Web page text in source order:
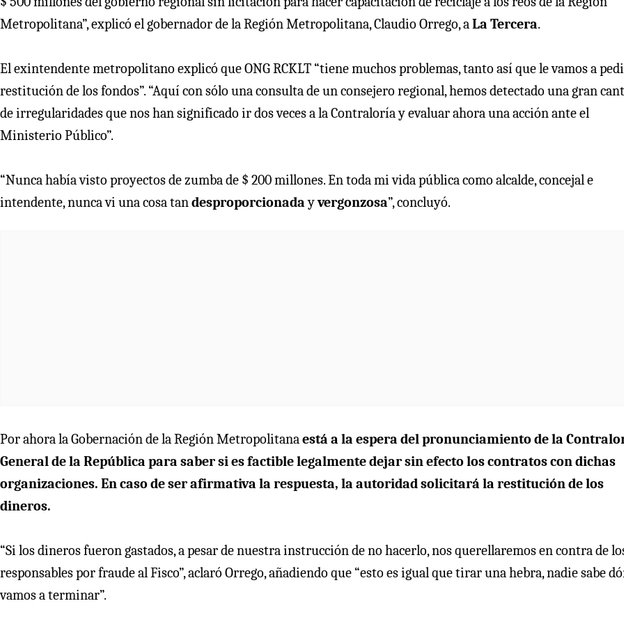
Metropolitana”, explicó el gobernador de la Región Metropolitana, Claudio Orrego, aLa Tercera.
El exintendente metropolitano explicó que ONG RCKLT “tiene muchos problemas, tanto así que le vamos a
restitución de los fondos”. “Aquí con sólo una consulta de un consejero regional, hemos detectado una gran
de irregularidades que nos han significado ir dos veces a la Contraloría y evaluar ahora una acción ante el
Ministerio Público”.
“Nunca había visto proyectos de zumba de $ 200 millones. En toda mi vida pública como alcalde, concejal e
intendente, nunca vi una cosa tandesproporcionadayvergonzosa”, concluyó.
Por ahora la Gobernación de la Región Metropolitanaestá a la espera del pronunciamiento de la
General de la República para saber si es factible legalmente dejar sin efecto los contratos con dichas
organizaciones. En caso de ser afirmativa la respuesta, la autoridad solicitará la restitución de los
dineros.
“Si los dineros fueron gastados, a pesar de nuestra instrucción de no hacerlo, nos querellaremos en contra de
responsables por fraude al Fisco”, aclaró Orrego, añadiendo que “esto es igual que tirar una hebra, nadie sabe
vamos a terminar”.